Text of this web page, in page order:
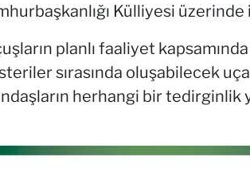
Külliyesi
planlı faaliyet
sırasında oluşabilecek
herhangi bir tedirginlik